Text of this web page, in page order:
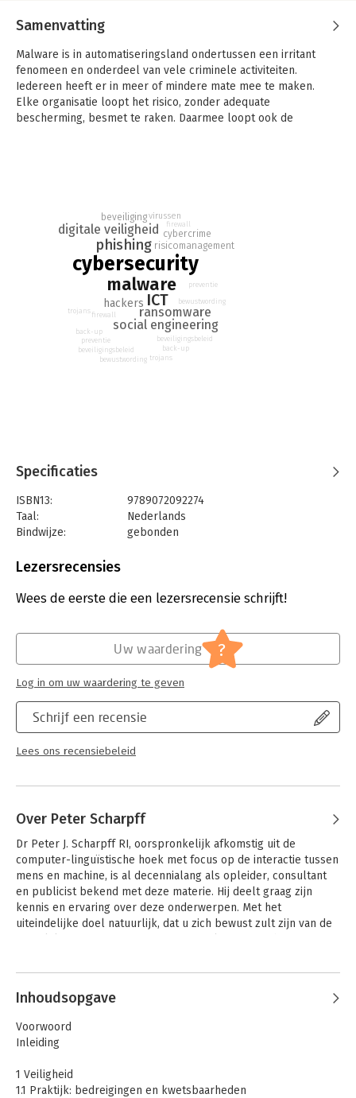
Samenvatting
Malware is in automatiseringsland ondertussen een irritant
fenomeen en onderdeel van vele criminele activiteiten.
Iedereen heeft er in meer of mindere mate mee te maken.
Elke organisatie loopt het risico, zonder adequate
bescherming, besmet te raken. Daarmee loopt ook de
de digitale snelweg tegenkomt. Met al die kennis kunt u
vervolgens maatregelen nemen om die digitale narigheid
buiten de deur te houden. En om er geen slachtoffer van te
cybersecurity
malware
ICT
phishing
ransomware
social engineering
digitale veiligheid
hackers
beveiliging
cybercrime
risicomanagement
virussen
bewustwording
beveiligingsbeleid
preventie
back-up
firewall
trojans
bewustwording
beveiligingsbeleid
preventie
back-up
firewall
trojans
Specificaties
ISBN13:
9789072092274
Taal:
Nederlands
Bindwijze:
gebonden
Uitgever:
Verschijningsdatum:
20-10-2022
IT-management / ICT
Strafrecht - Computercriminaliteit (incl.
phishing, ddos)
Lezersrecensies
Wees de eerste die een lezersrecensie schrijft!
Schrijf een recensie
Lees ons recensiebeleid
Uw waardering ?
Log in om uw waardering te geven
Over Peter Scharpff
Dr Peter J. Scharpff RI, oorspronkelijk afkomstig uit de
computer-linguïstische hoek met focus op de interactie tussen
mens en machine, is al decennialang als opleider, consultant
en publicist bekend met deze materie. Hij deelt graag zijn
kennis en ervaring over deze onderwerpen. Met het
uiteindelijke doel natuurlijk, dat u zich bewust zult zijn van de
voelen en ook veilig wil zijn in de digitale wereld.
Andere boeken door Peter Scharpff
Inhoudsopgave
Voorwoord
Inleiding
1 Veiligheid
1.1 Praktijk: bedreigingen en kwetsbaarheden